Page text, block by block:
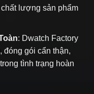
lượng sản phẩm
: Dwatch Factory
đóng gói cẩn thận,
tình trạng hoàn